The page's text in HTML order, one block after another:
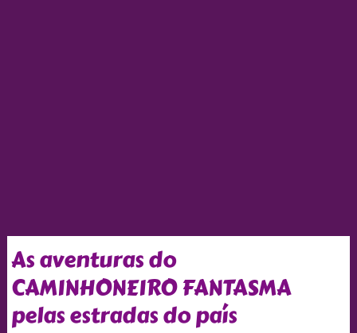
As aventuras do
CAMINHONEIRO FANTASMA
pelas estradas do país